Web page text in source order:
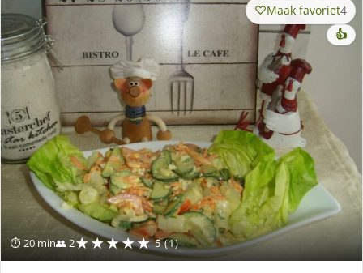
⏱ 20 min👥 2★★★★★ 5 (1)
Maak favoriet4
👍